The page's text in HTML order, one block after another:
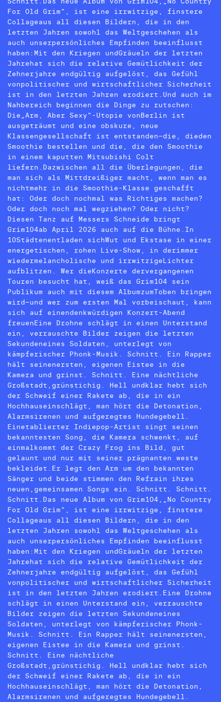
For Old Grim“, ist eine irrwitzige, finstere
Collageaus all diesen Bildern, die in den
letzten Jahren sowohl das Weltgeschehen als
auch unserpersönliches Empfinden beeinflusst
haben:Mit den Kriegen undGräueln der letzten
Jahrehat sich die relative Gemütlichkeit der
Zehnerjahre endgültig aufgelöst, das Gefühl
vonpolitischer und wirtschaftlicher Sicherheit
ist in den letzten Jahren erodiert.Und auch im
Nahbereich beginnen die Dinge zu rutschen:
Die„Arm, Aber Sexy“-Utopie vonBerlin ist
ausgeträumt und eine obskure, neue
Klassengesellschaft ist entstanden–die, dieden
Smoothie bestellen und die, die den Smoothie
in einem kaputten Mitsubishi Colt
liefern.Dazwischen all die Überlegungen, die
man sich als Mittdreißiger macht, wenn man es
nichtmehr in die Smoothie-Klasse geschafft
hat: Oder doch nochmal was Richtiges machen?
Oder doch noch mal wegziehen? Oder nicht?
Diesen Tanz auf Messers Schneide bringt
Grim104ab April 2026 auch auf die Bühne.In
10Städtenentladen sichWut und Ekstase in einer
energetischen, rohen Live-Show, in derimmer
wiedermelancholische und irrwitzigeLichter
aufblitzen. Wer dieKonzerte dervergangenen
Touren besucht hat, weiß das Grim104 sein
Publikum auch mit diesem AlbumzumToben bringen
wird–und wer zum ersten Mal vorbeischaut, kann
sich auf einendenkwürdigen Konzert-Abend
freuenEine Drohne schlägt in einen Unterstand
ein, verrauschte Bilder zeigen die letzten
Sekundeneines Soldaten, unterlegt von
kämpferischer Phonk-Musik. Schnitt. Ein Rapper
hält seinenersten, eigenen Eistee in die
Kamera und grinst. Schnitt. Eine nächtliche
Großstadt,grünstichig. Hell undklar hebt sich
der Schweif einer Rakete ab, die in ein
Hochhauseinschlägt, man hört die Detonation,
Alarmsirenen und aufgeregtes Hundegebell.
Einetablierter Indiepop-Artist singt seinen
bekanntesten Song, die Kamera schwenkt, auf
einmalkommt der Crazy Frog ins Bild, gut
gelaunt und nur mit seiner prägnanten weste
bekleidet.Er legt den Arm um den bekannten
Sänger und beide stimmen den Refrain ihres
neuen,gemeinsamen Songs ein. Schnitt. Schnitt.
Schnitt.Das neue Album von Grim104,„No Country
For Old Grim“, ist eine irrwitzige, finstere
Collageaus all diesen Bildern, die in den
letzten Jahren sowohl das Weltgeschehen als
auch unserpersönliches Empfinden beeinflusst
haben:Mit den Kriegen undGräueln der letzten
Jahrehat sich die relative Gemütlichkeit der
Zehnerjahre endgültig aufgelöst, das Gefühl
vonpolitischer und wirtschaftlicher Sicherheit
ist in den letzten Jahren erodiert.Eine Drohne
schlägt in einen Unterstand ein, verrauschte
Bilder zeigen die letzten Sekundeneines
Soldaten, unterlegt von kämpferischer Phonk-
Musik. Schnitt. Ein Rapper hält seinenersten,
eigenen Eistee in die Kamera und grinst.
Schnitt. Eine nächtliche
Großstadt,grünstichig. Hell undklar hebt sich
der Schweif einer Rakete ab, die in ein
Hochhauseinschlägt, man hört die Detonation,
Alarmsirenen und aufgeregtes Hundegebell.